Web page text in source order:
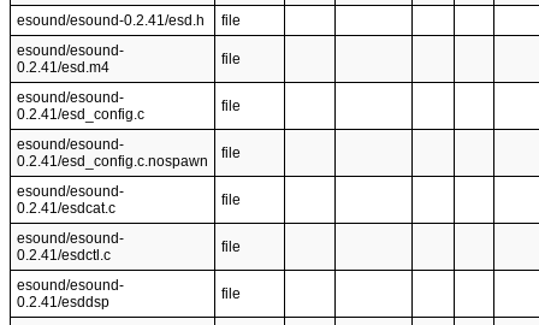
esound/esound-0.2.41/esd.h
file
esound/esound-
0.2.41/esd.m4
file
esound/esound-
0.2.41/esd_config.c
file
esound/esound-
0.2.41/esd_config.c.nospawn
file
esound/esound-
0.2.41/esdcat.c
file
esound/esound-
0.2.41/esdctl.c
file
esound/esound-
0.2.41/esddsp
file